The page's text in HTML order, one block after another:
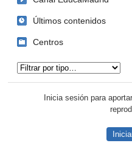
Últimos contenidos
Centros
Inicia sesión para